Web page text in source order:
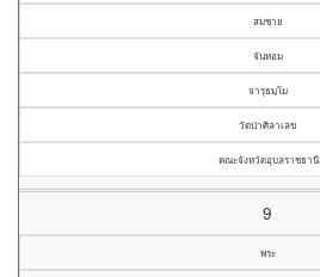
สมชาย
จันหอม
จารุธมฺโม
วัดป่าศิลาเลข
คณะจังหวัดอุบลราชธานี
9
พระ